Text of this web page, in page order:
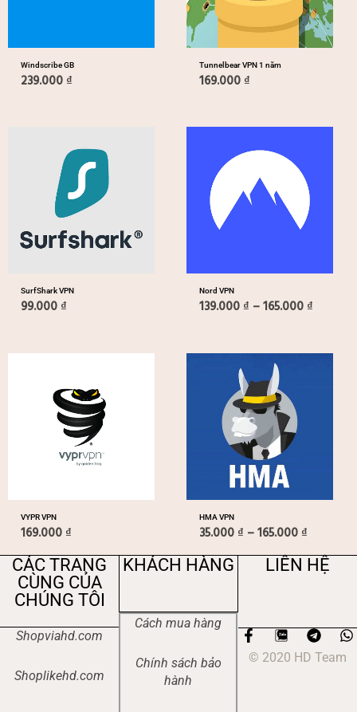
Windscribe GB
239.000 ₫
Tunnelbear VPN 1 năm
169.000 ₫
SurfShark VPN
99.000 ₫
Nord VPN
139.000 ₫ –165.000 ₫
Khoảng
VYPR VPN
169.000 ₫
HMA VPN
35.000 ₫ –165.000 ₫
Khoảng
CÁC TRANG
CÙNG CỦA
CHÚNG TÔI
Shopviahd.com
Shoplikehd.com
KHÁCH HÀNG
Cách mua hàng
Chính sách bảo
hành
LIÊN HỆ
F
a
c
T
e h
a
© 2020 HD Team